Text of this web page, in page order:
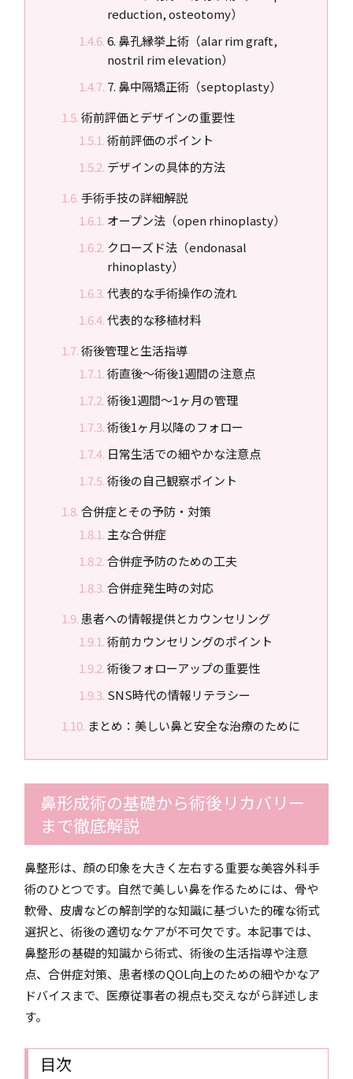
reduction, osteotomy）
6. 鼻孔縁挙上術（alar rim graft,
nostril rim elevation）
7. 鼻中隔矯正術（septoplasty）
術前評価とデザインの重要性
術前評価のポイント
デザインの具体的方法
手術手技の詳細解説
オープン法（open rhinoplasty）
クローズド法（endonasal
rhinoplasty）
代表的な手術操作の流れ
代表的な移植材料
術後管理と生活指導
術直後〜術後1週間の注意点
術後1週間〜1ヶ月の管理
術後1ヶ月以降のフォロー
日常生活での細やかな注意点
術後の自己観察ポイント
合併症とその予防・対策
主な合併症
合併症予防のための工夫
合併症発生時の対応
患者への情報提供とカウンセリング
術前カウンセリングのポイント
術後フォローアップの重要性
SNS時代の情報リテラシー
まとめ：美しい鼻と安全な治療のために
鼻形成術の基礎から術後リカバリー
まで徹底解説
鼻整形は、顔の印象を大きく左右する重要な美容外科手
術のひとつです。自然で美しい鼻を作るためには、骨や
軟骨、皮膚などの解剖学的な知識に基づいた的確な術式
選択と、術後の適切なケアが不可欠です。本記事では、
鼻整形の基礎的知識から術式、術後の生活指導や注意
点、合併症対策、患者様のQOL向上のための細やかなア
ドバイスまで、医療従事者の視点も交えながら詳述しま
す。
目次